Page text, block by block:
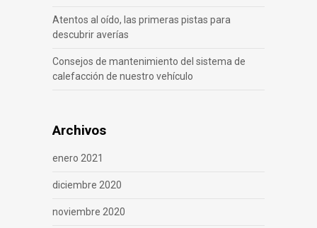
Atentos al oído, las primeras pistas para
descubrir averías
Consejos de mantenimiento del sistema de
calefacción de nuestro vehículo
Archivos
enero 2021
diciembre 2020
noviembre 2020